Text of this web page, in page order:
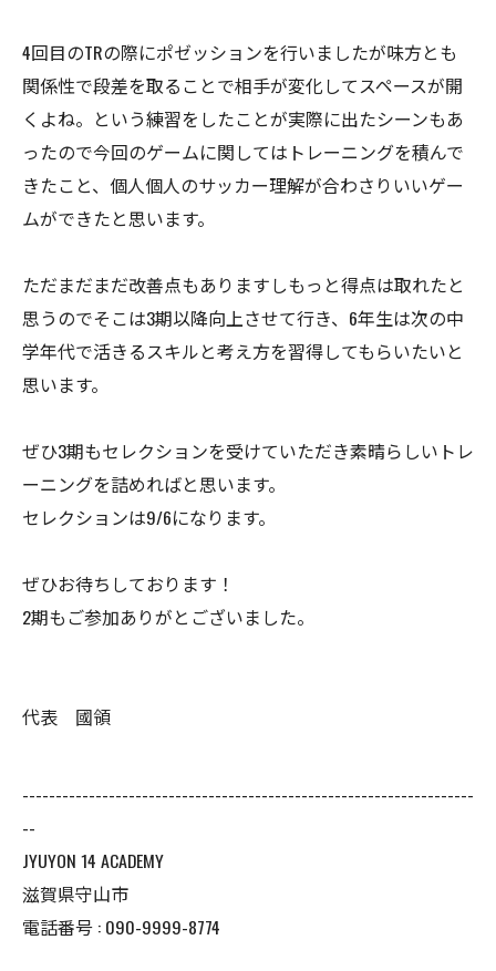
4回目のTRの際にポゼッションを行いましたが味方とも
関係性で段差を取ることで相手が変化してスペースが開
くよね。という練習をしたことが実際に出たシーンもあ
ったので今回のゲームに関してはトレーニングを積んで
きたこと、個人個人のサッカー理解が合わさりいいゲー
ムができたと思います。
ただまだまだ改善点もありますしもっと得点は取れたと
思うのでそこは3期以降向上させて行き、6年生は次の中
学年代で活きるスキルと考え方を習得してもらいたいと
思います。
ぜひ3期もセレクションを受けていただき素晴らしいトレ
ーニングを詰めればと思います。
セレクションは9/6になります。
ぜひお待ちしております！
2期もご参加ありがとございました。
代表 國領
--------------------------------------------------------------------
--
JYUYON 14 ACADEMY
滋賀県守山市
電話番号 : 090-9999-8774